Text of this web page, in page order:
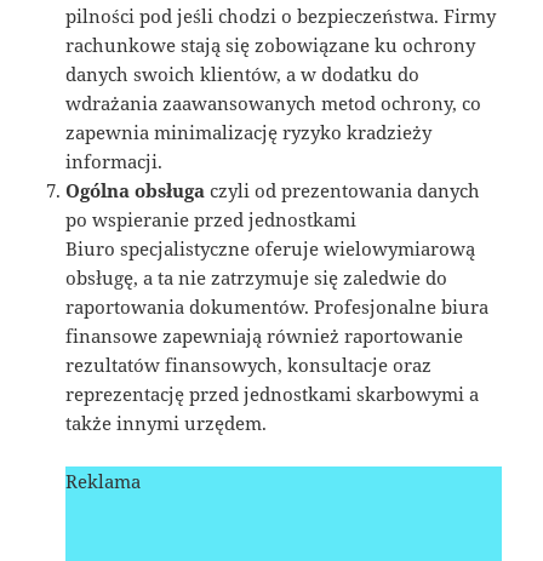
pilności pod jeśli chodzi o bezpieczeństwa. Firmy
rachunkowe stają się zobowiązane ku ochrony
danych swoich klientów, a w dodatku do
wdrażania zaawansowanych metod ochrony, co
zapewnia minimalizację ryzyko kradzieży
informacji.
Ogólna obsługaczyli od prezentowania danych
po wspieranie przed jednostkami
Biuro specjalistyczne oferuje wielowymiarową
obsługę, a ta nie zatrzymuje się zaledwie do
raportowania dokumentów. Profesjonalne biura
finansowe zapewniają również raportowanie
rezultatów finansowych, konsultacje oraz
reprezentację przed jednostkami skarbowymi a
także innymi urzędem.
Reklama